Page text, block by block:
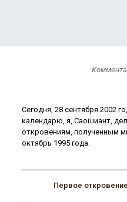
Сегодня, 28 сентября 2002
календарю, я, Саошиант,
откровениям, полученным
октябрь 1995 года.
Первое